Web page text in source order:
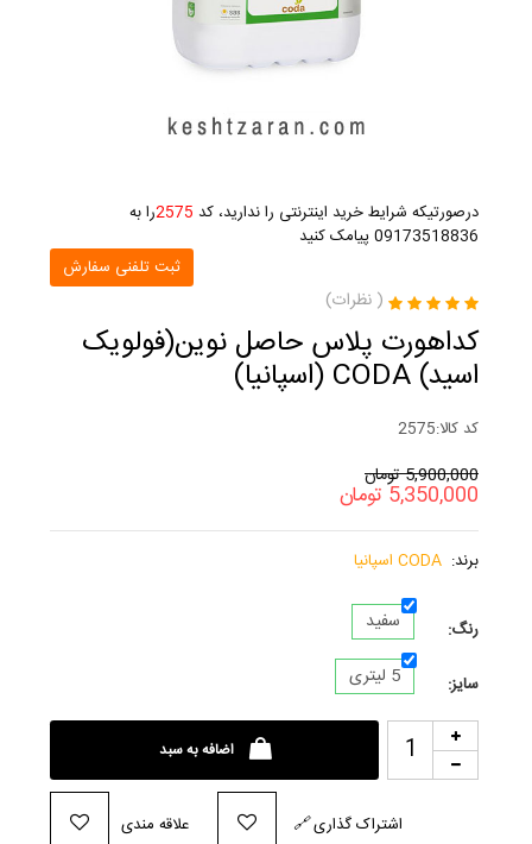
درصورتیکه شرایط خرید اینترنتی را ندارید، کد 2575را به
09173518836 پیامک کنید
ثبت تلفنی سفارش
( نظرات)
کداهورت پلاس حاصل نوین(فولویک
اسید) CODA (اسپانیا)
کد کالا:2575
5,900,000تومان
5,350,000 تومان
برند: CODA اسپانیا
رنگ: سفید
سایز: 5 لیتری
اضافه به سبد
علاقه مندی 🔗اشتراک گذاری